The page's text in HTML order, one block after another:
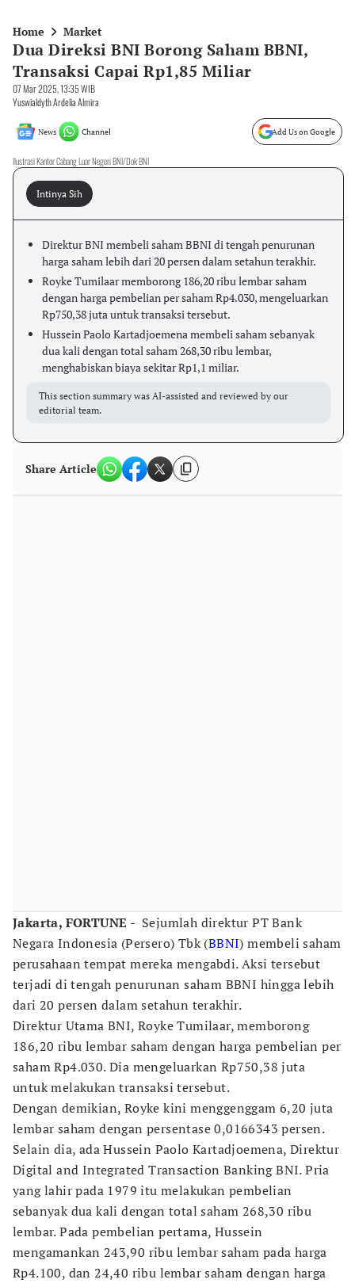
Home Market
Dua Direksi BNI Borong Saham BBNI,
Transaksi Capai Rp1,85 Miliar
07 Mar 2025, 13:35 WIB
Yuswialdyth Ardelia Almira
News Channel Add Us on Google
Ilustrasi Kantor Cabang Luar Negeri BNI/Dok BNI
Intinya Sih
Direktur BNI membeli saham BBNI di tengah penurunan
harga saham lebih dari 20 persen dalam setahun terakhir.
Royke Tumilaar memborong 186,20 ribu lembar saham
dengan harga pembelian per saham Rp4.030, mengeluarkan
Rp750,38 juta untuk transaksi tersebut.
Hussein Paolo Kartadjoemena membeli saham sebanyak
dua kali dengan total saham 268,30 ribu lembar,
menghabiskan biaya sekitar Rp1,1 miliar.
This section summary was AI-assisted and reviewed by our
editorial team.
Share Article
Jakarta, FORTUNE - Sejumlah direktur PT Bank
Negara Indonesia (Persero) Tbk (BBNI) membeli saham
perusahaan tempat mereka mengabdi. Aksi tersebut
terjadi di tengah penurunan saham BBNI hingga lebih
dari 20 persen dalam setahun terakhir.
Direktur Utama BNI, Royke Tumilaar, memborong
186,20 ribu lembar saham dengan harga pembelian per
saham Rp4.030. Dia mengeluarkan Rp750,38 juta
untuk melakukan transaksi tersebut.
Dengan demikian, Royke kini menggenggam 6,20 juta
lembar saham dengan persentase 0,0166343 persen.
Selain dia, ada Hussein Paolo Kartadjoemena, Direktur
Digital and Integrated Transaction Banking BNI. Pria
yang lahir pada 1979 itu melakukan pembelian
sebanyak dua kali dengan total saham 268,30 ribu
lembar. Pada pembelian pertama, Hussein
mengamankan 243,90 ribu lembar saham pada harga
Rp4.100, dan 24,40 ribu lembar saham dengan harga